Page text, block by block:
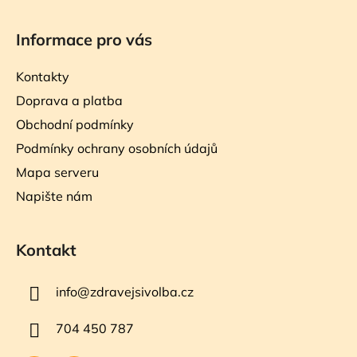
Informace pro vás
Kontakty
Doprava a platba
Obchodní podmínky
Podmínky ochrany osobních údajů
Mapa serveru
Napište nám
Kontakt
info@zdravejsivolba.cz
704 450 787